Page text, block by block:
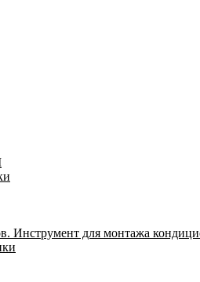
Инструмент для монтажа